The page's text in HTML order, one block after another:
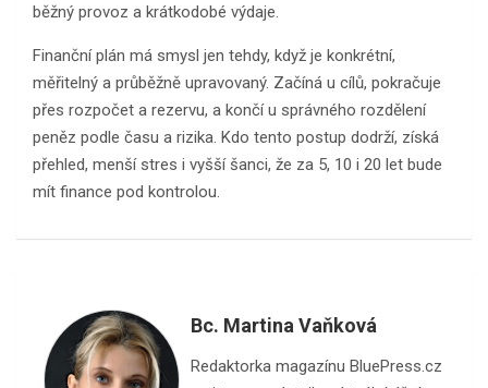
běžný provoz a krátkodobé výdaje.
Finanční plán má smysl jen tehdy, když je konkrétní,
měřitelný a průběžně upravovaný. Začíná u cílů, pokračuje
přes rozpočet a rezervu, a končí u správného rozdělení
peněz podle času a rizika. Kdo tento postup dodrží, získá
přehled, menší stres i vyšší šanci, že za 5, 10 i 20 let bude
mít finance pod kontrolou.
Bc. Martina Vaňková
Redaktorka magazínu BluePress.cz